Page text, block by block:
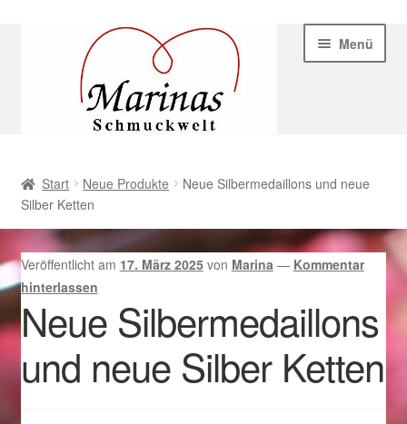
Navigation
Menü
AGB
Beispiel-Seite
Datenschutz
Geschenke zu Ostern 2023
Start Neue Produkte
Neue Silbermedaillons und neue
Silber Ketten
Veröffentlicht am 17. März 2025 von Marina — Kommentar
hinterlassen
Neue Silbermedaillons
und neue Silber Ketten